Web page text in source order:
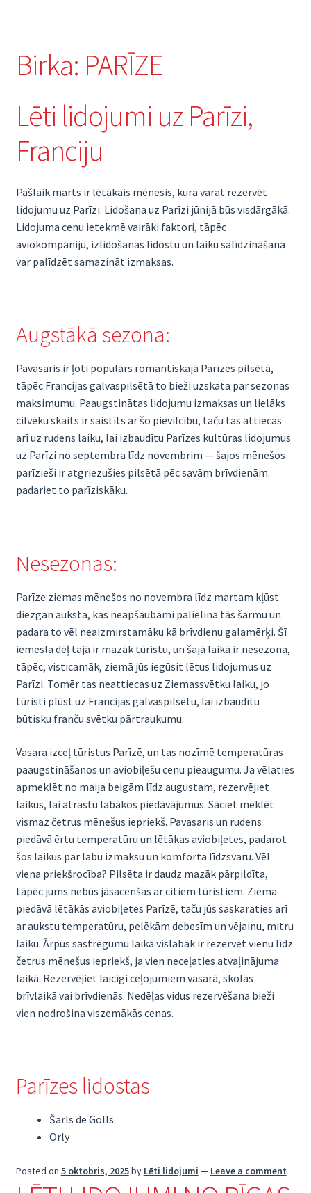
Birka: PARĪZE
Lēti lidojumi uz Parīzi,
Franciju
Pašlaik marts ir lētākais mēnesis, kurā varat rezervēt
lidojumu uz Parīzi. Lidošana uz Parīzi jūnijā būs visdārgākā.
Lidojuma cenu ietekmē vairāki faktori, tāpēc
aviokompāniju, izlidošanas lidostu un laiku salīdzināšana
var palīdzēt samazināt izmaksas.
Augstākā sezona:
Pavasaris ir ļoti populārs romantiskajā Parīzes pilsētā,
tāpēc Francijas galvaspilsētā to bieži uzskata par sezonas
maksimumu. Paaugstinātas lidojumu izmaksas un lielāks
cilvēku skaits ir saistīts ar šo pievilcību, taču tas attiecas
arī uz rudens laiku, lai izbaudītu Parīzes kultūras lidojumus
uz Parīzi no septembra līdz novembrim — šajos mēnešos
parīzieši ir atgriezušies pilsētā pēc savām brīvdienām.
padariet to parīziskāku.
Nesezonas:
Parīze ziemas mēnešos no novembra līdz martam kļūst
diezgan auksta, kas neapšaubāmi palielina tās šarmu un
padara to vēl neaizmirstamāku kā brīvdienu galamērķi. Šī
iemesla dēļ tajā ir mazāk tūristu, un šajā laikā ir nesezona,
tāpēc, visticamāk, ziemā jūs iegūsit lētus lidojumus uz
Parīzi. Tomēr tas neattiecas uz Ziemassvētku laiku, jo
tūristi plūst uz Francijas galvaspilsētu, lai izbaudītu
būtisku franču svētku pārtraukumu.
Vasara izceļ tūristus Parīzē, un tas nozīmē temperatūras
paaugstināšanos un aviobiļešu cenu pieaugumu. Ja vēlaties
apmeklēt no maija beigām līdz augustam, rezervējiet
laikus, lai atrastu labākos piedāvājumus. Sāciet meklēt
vismaz četrus mēnešus iepriekš. Pavasaris un rudens
piedāvā ērtu temperatūru un lētākas aviobiļetes, padarot
šos laikus par labu izmaksu un komforta līdzsvaru. Vēl
viena priekšrocība? Pilsēta ir daudz mazāk pārpildīta,
tāpēc jums nebūs jāsacenšas ar citiem tūristiem. Ziema
piedāvā lētākās aviobiļetes Parīzē, taču jūs saskaraties arī
ar aukstu temperatūru, pelēkām debesīm un vējainu, mitru
laiku. Ārpus sastrēgumu laikā vislabāk ir rezervēt vienu līdz
četrus mēnešus iepriekš, ja vien neceļaties atvaļinājuma
laikā. Rezervējiet laicīgi ceļojumiem vasarā, skolas
brīvlaikā vai brīvdienās. Nedēļas vidus rezervēšana bieži
vien nodrošina viszemākās cenas.
Parīzes lidostas
Šarls de Golls
Orly
Posted on 5 oktobris, 2025by Lēti lidojumi — Leave a comment